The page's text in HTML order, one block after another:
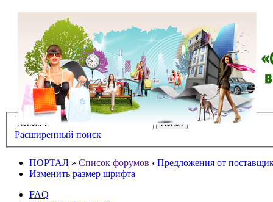
Расширенный поиск
ПОРТАЛ » Список форумов ‹ Предложения от
Изменить размер шрифта
FAQ